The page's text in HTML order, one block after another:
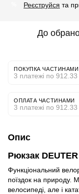
Реєструйся та
До
ПОКУПКА ЧАСТИНАМИ
3 платежі по 912.33
ОПЛАТА ЧАСТИНАМИ
3 платежі по 912.33
Опис
Рюкзак
Функціональний
поїздок на природу.
велосипеді, але і